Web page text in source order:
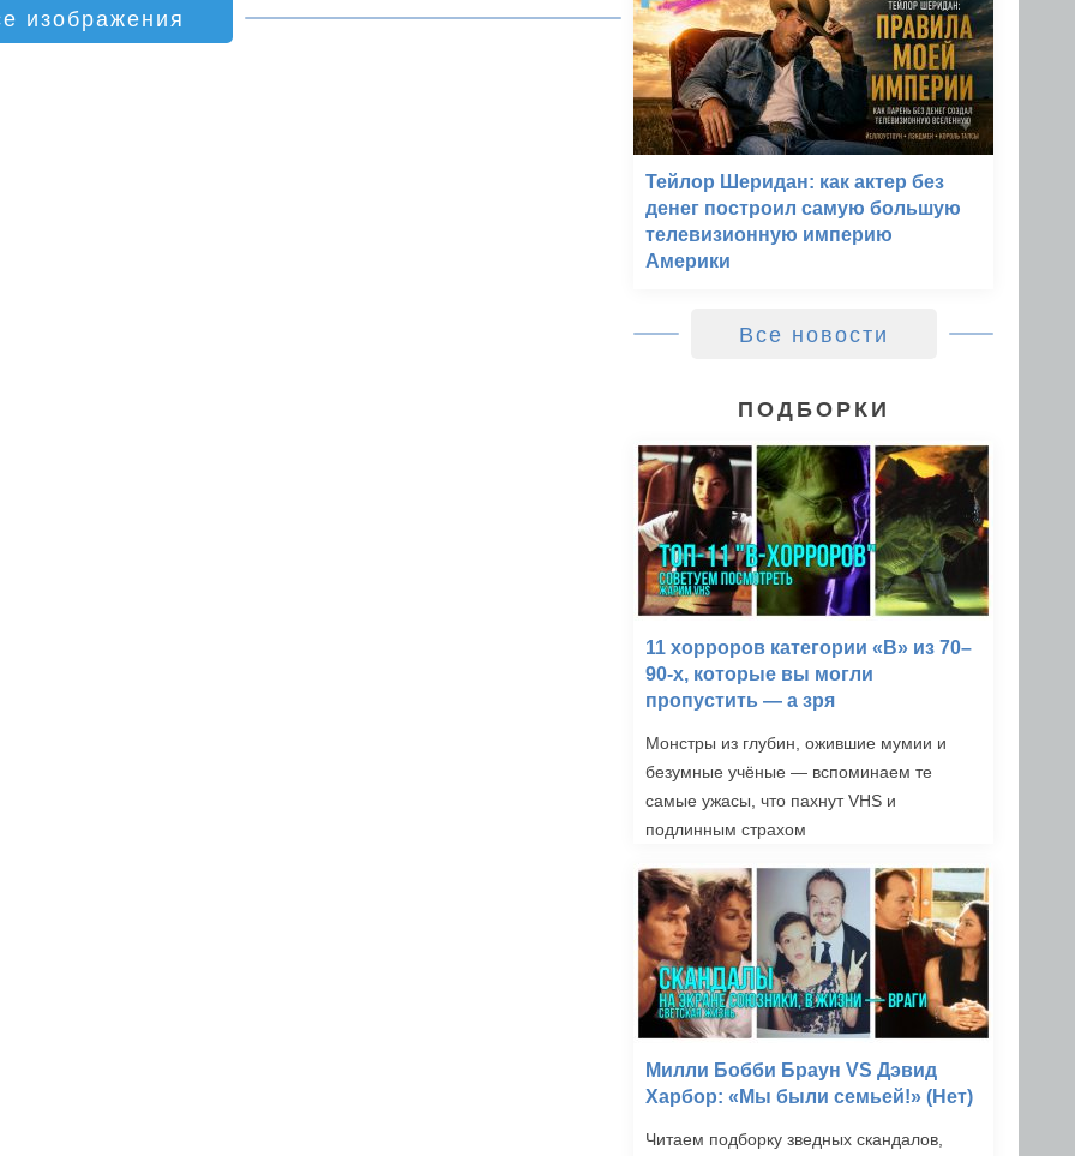
изображения
Тейлор Шеридан: как актер без
денег построил самую большую
телевизионную империю
Америки
Все новости
ПОДБОРКИ
11 хорроров категории «B» из 70–
90-х, которые вы могли
пропустить — а зря
Монстры из глубин, ожившие мумии и
безумные учёные — вспоминаем те
самые ужасы, что пахнут VHS и
подлинным страхом
Милли Бобби Браун VS Дэвид
Харбор: «Мы были семьей!» (Нет)
Читаем подборку зведных скандалов,